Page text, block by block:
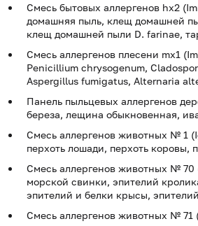
Смесь бытовых аллергенов hx2
домашняя пыль, клещ домашней
клещ домашней пыли D. farinae,
Смесь аллергенов плесени mx1
Penicillium chrysogenum,
Aspergillus fumigatus, Alternaria
Панель пыльцевых аллергенов
береза, лещина обыкновенная,
Смесь аллергенов животных № 1
перхоть лошади, перхоть коровы,
Смесь аллергенов животных № 70
морской свинки, эпителий
эпителий и белки крысы,
Смесь аллергенов животных № 71